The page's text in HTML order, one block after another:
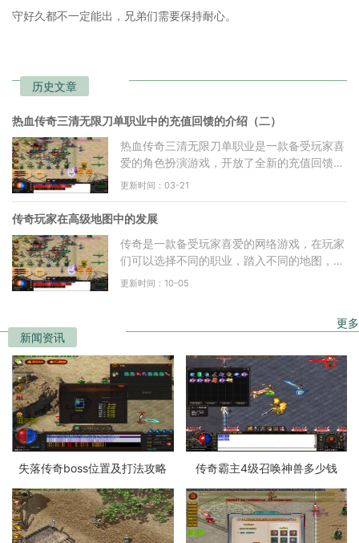
守好久都不一定能出，兄弟们需要保持耐心。
历史文章
热血传奇三清无限刀单职业中的充值回馈的介绍（二）
热血传奇三清无限刀单职业是一款备受玩家喜
爱的角色扮演游戏，开放了全新的充值回馈活
动，为广大玩家带来更多惊喜和福利。本文将
更新时间：03-21
传奇玩家在高级地图中的发展
传奇是一款备受玩家喜爱的网络游戏，在玩家
们可以选择不同的职业，踏入不同的地图，与
其他玩家一起冒险探索。在传奇的世界中，有
更新时间：10-05
新闻资讯
更多
失落传奇boss位置及打法攻略 传奇霸主4级召唤神兽多少钱